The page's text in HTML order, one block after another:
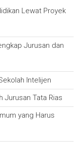
Lewat Proyek
Jurusan dan
Intelijen
Jurusan Tata Rias
yang Harus